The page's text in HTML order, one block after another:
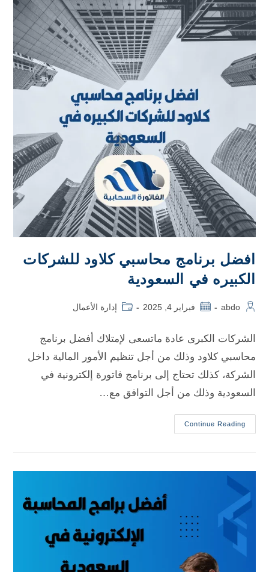
افضل برنامج محاسبي كلاود للشركات
الكبيره في السعودية
abdo فبراير 4, 2025 إدارة الأعمال
الشركات الكبرى عادة ماتسعى لإمتلاك أفضل برنامج
محاسبي كلاود وذلك من أجل تنظيم الأمور المالية داخل
الشركة، كذلك تحتاج إلى برنامج فاتورة إلكترونية في
السعودية وذلك من أجل التوافق مع…
Continue Reading